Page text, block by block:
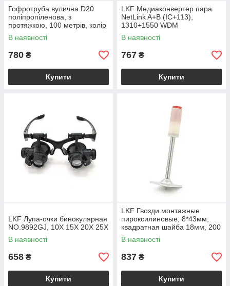
Гофротруба вулична D20
поліпропіленова, з
протяжкою, 100 метрів, колір
сірий, ціна за бухту
В наявності
780 ₴
Купити
LKF Медиаконвертер пара
NetLink A+B (IC+113),
1310+1550 WDM
одноволоконный Full/Half
duplex , SC 25km (0 +70°C),+
В наявності
767 ₴
Купити
LKF Лупа-очки бинокулярная
NO.9892GJ, 10Х 15X 20X 25X
В наявності
658 ₴
Купити
LKF Гвозди монтажные
пироксилиновые, 8*43мм,
квадратная шайба 18мм, 200
штук в упаковке, цена за
упаковку
В наявності
837 ₴
Купити